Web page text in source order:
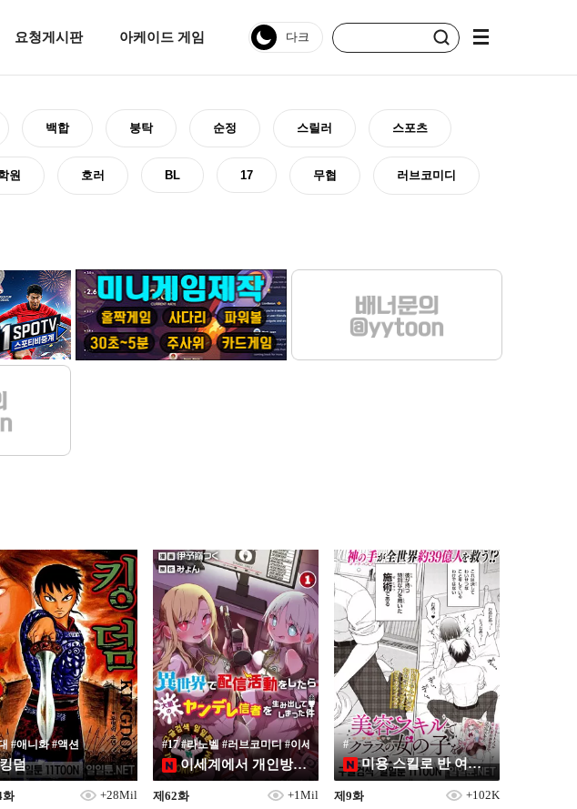
요청게시판 아케이드 게임
백합 붕탁 순정 스릴러 스포츠
원 호러 BL 17 무협 러브코미디
#애니화 #액션
킹덤
화 +28Mil
19
#17 #라노벨 #러브코미디 #이세계 #판타지
이세계에서 개인방송 활동을 했더니 대량의 얀데레 신자를 만들어 버린 건
제62화 +1Mil
#
미용 스킬로 반 여자애들을 예쁘게 만들고 싶어
제9화 +102K